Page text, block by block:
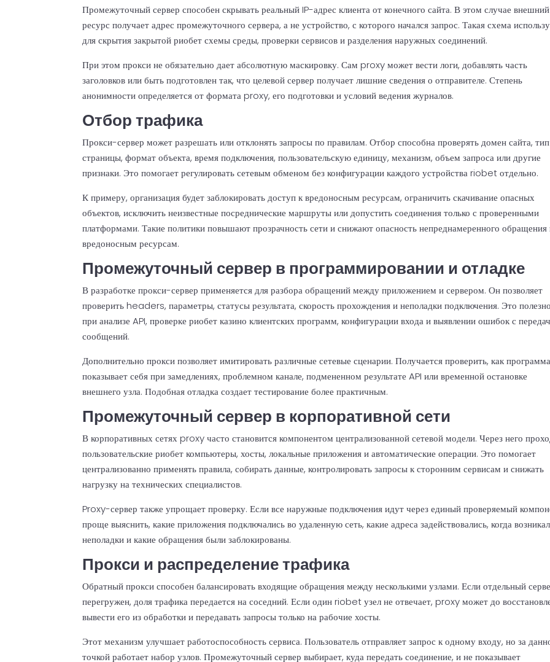
Промежуточный сервер способен скрывать реальный IP-адрес клиента от конечного сайта. В этом случае внешний
ресурс получает адрес промежуточного сервера, а не устройство, с которого начался запрос. Такая схема
для скрытия закрытой риобет схемы среды, проверки сервисов и разделения наружных соединений.
При этом прокси не обязательно дает абсолютную маскировку. Сам proxy может вести логи, добавлять часть
заголовков или быть подготовлен так, что целевой сервер получает лишние сведения о отправителе. Степень
анонимности определяется от формата proxy, его подготовки и условий ведения журналов.
Отбор трафика
Прокси-сервер может разрешать или отклонять запросы по правилам. Отбор способна проверять домен сайта, тип
страницы, формат объекта, время подключения, пользовательскую единицу, механизм, объем запроса или другие
признаки. Это помогает регулировать сетевым обменом без конфигурации каждого устройства riobet отдельно.
К примеру, организация будет заблокировать доступ к вредоносным ресурсам, ограничить скачивание опасных
объектов, исключить неизвестные посреднические маршруты или допустить соединения только с проверенными
платформами. Такие политики повышают прозрачность сети и снижают опасность непреднамеренного обращения
вредоносным ресурсам.
Промежуточный сервер в программировании и отладке
В разработке прокси-сервер применяется для разбора обращений между приложением и сервером. Он позволяет
проверить headers, параметры, статусы результата, скорость прохождения и неполадки подключения. Это полезно
при анализе API, проверке риобет казино клиентских программ, конфигурации входа и выявлении ошибок с
сообщений.
Дополнительно прокси позволяет имитировать различные сетевые сценарии. Получается проверить, как программа
показывает себя при замедлениях, проблемном канале, подмененном результате API или временной остановке
внешнего узла. Подобная отладка создает тестирование более практичным.
Промежуточный сервер в корпоративной сети
В корпоративных сетях proxy часто становится компонентом централизованной сетевой модели. Через него
пользовательские риобет компьютеры, хосты, локальные приложения и автоматические операции. Это помогает
централизованно применять правила, собирать данные, контролировать запросы к сторонним сервисам и снижать
нагрузку на технических специалистов.
Proxy-сервер также упрощает проверку. Если все наружные подключения идут через единый проверяемый
проще выяснить, какие приложения подключались во удаленную сеть, какие адреса задействовались, когда
неполадки и какие обращения были заблокированы.
Прокси и распределение трафика
Обратный прокси способен балансировать входящие обращения между несколькими узлами. Если отдельный
перегружен, доля трафика передается на соседний. Если один riobet узел не отвечает, proxy может до
вывести его из обработки и передавать запросы только на рабочие хосты.
Этот механизм улучшает работоспособность сервиса. Пользователь отправляет запрос к одному входу, но за
точкой работает набор узлов. Промежуточный сервер выбирает, куда передать соединение, и не показывает